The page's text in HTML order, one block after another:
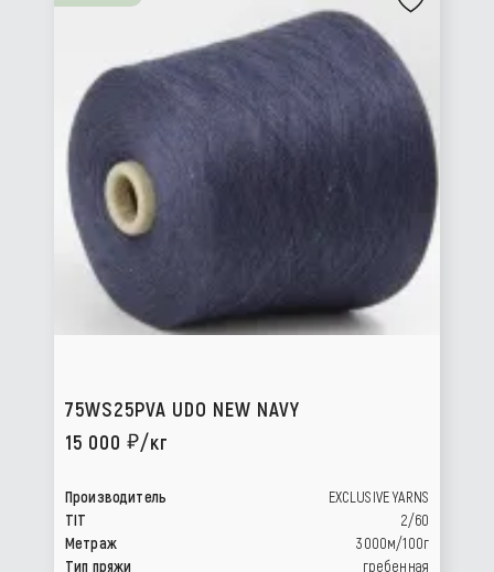
75WS25PVA UDO NEW NAVY
15 000
/кг
Производитель
EXCLUSIVE YARNS
TIT
2/60
Метраж
3000м/100г
Тип пряжи
гребенная